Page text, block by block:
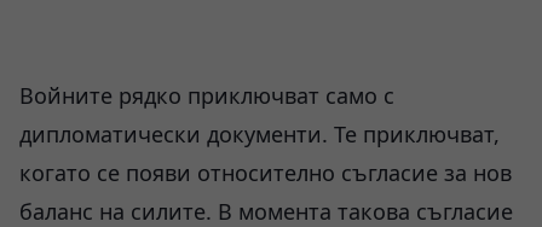
Войните рядко приключват само с
дипломатически документи. Те приключват,
когато се появи относително съгласие за нов
баланс на силите. В момента такова съгласие